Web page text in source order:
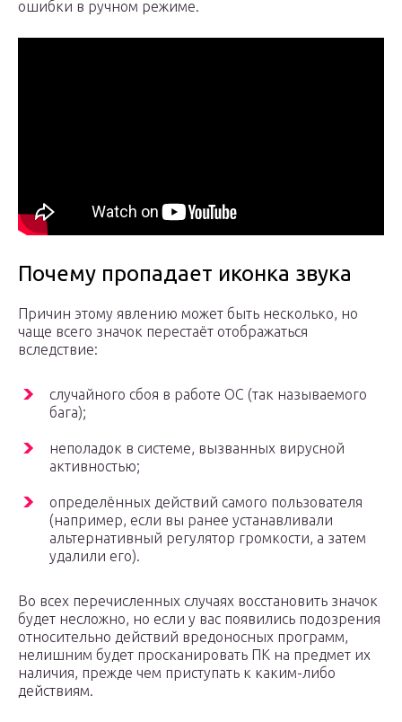
ошибки в ручном режиме.
Почему пропадает иконка звука
Причин этому явлению может быть несколько, но
чаще всего значок перестаёт отображаться
вследствие:
случайного сбоя в работе ОС (так называемого
бага);
неполадок в системе, вызванных вирусной
активностью;
определённых действий самого пользователя
(например, если вы ранее устанавливали
альтернативный регулятор громкости, а затем
удалили его).
Во всех перечисленных случаях восстановить значок
будет несложно, но если у вас появились подозрения
относительно действий вредоносных программ,
нелишним будет просканировать ПК на предмет их
наличия, прежде чем приступать к каким-либо
действиям.